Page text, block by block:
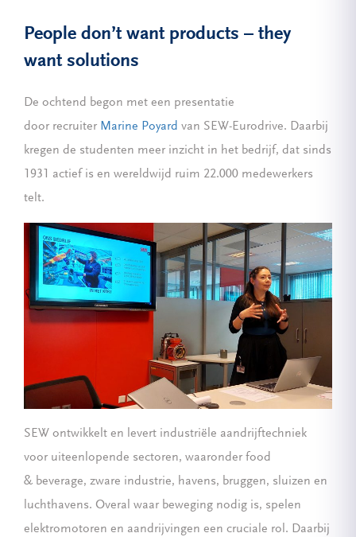
People don’t want products – they
want solutions
De ochtend begon met een presentatie
door recruiter Marine Poyard van SEW-Eurodrive. Daarbij
kregen de studenten meer inzicht in het bedrijf, dat sinds
1931 actief is en wereldwijd ruim 22.000 medewerkers
telt.
SEW ontwikkelt en levert industriële aandrijftechniek
voor uiteenlopende sectoren, waaronder food
& beverage, zware industrie, havens, bruggen, sluizen en
luchthavens. Overal waar beweging nodig is, spelen
elektromotoren en aandrijvingen een cruciale rol. Daarbij